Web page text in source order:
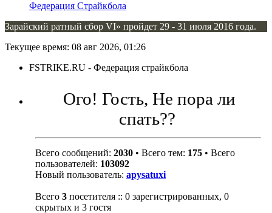
Федерация Страйкбола
Зарайский ратный сбор VI» пройдет 29 - 31 июля 2016 года.
Текущее время: 08 авг 2026, 01:26
FSTRIKE.RU - Федерация страйкбола
Ого! Гость, Не пора ли
спать??
Всего сообщений: 2030 • Всего тем: 175 • Всего
пользователей: 103092
Новый пользователь: apysatuxi
Всего 3 посетителя :: 0 зарегистрированных, 0
скрытых и 3 гостя